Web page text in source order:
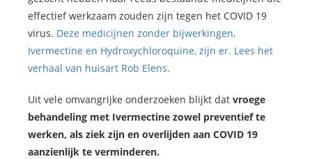
effectief werkzaam zouden zijn tegen het COVID 19
virus. Deze medicijnen zonder bijwerkingen,
Ivermectine en Hydroxychloroquine, zijn er. Lees het
verhaal van huisart Rob Elens.
Uit vele omvangrijke onderzoeken blijkt dat vroege
behandeling met Ivermectine zowel preventief te
werken, als ziek zijn en overlijden aan COVID 19
aanzienlijk te verminderen.